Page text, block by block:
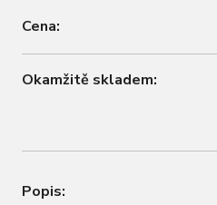
Cena:
Okamžitě skladem:
Popis: